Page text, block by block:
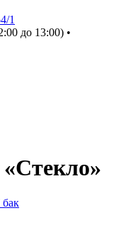
1
до 13:00) •